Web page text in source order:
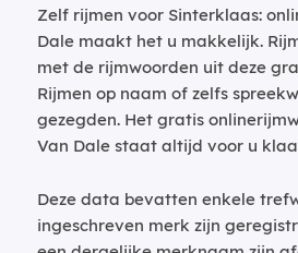
Zelf rijmen voor Sinterklaas:
Dale maakt het u makkelijk.
met de rijmwoorden uit deze
Rijmen op naam of zelfs
gezegden. Het gratis
Van Dale staat altijd voor u
Deze data bevatten enkele
ingeschreven merk zijn